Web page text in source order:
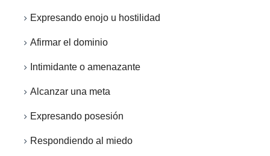
Expresando enojo u hostilidad
Afirmar el dominio
Intimidante o amenazante
Alcanzar una meta
Expresando posesión
Respondiendo al miedo